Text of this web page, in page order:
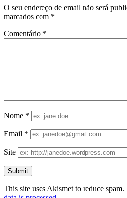
O seu endereço de email não será
marcados com *
Comentário *
Nome *
Email *
Site
This site uses Akismet to reduce spam.